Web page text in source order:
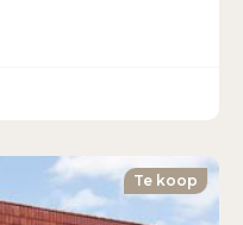
Te koop